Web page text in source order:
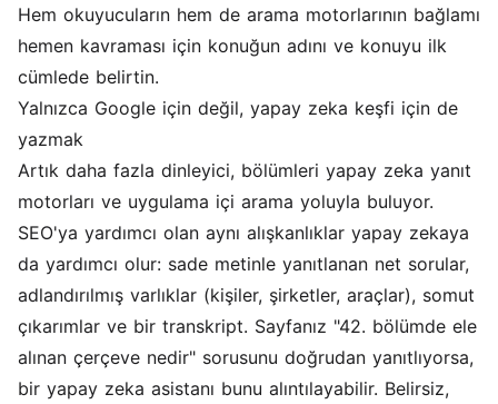
Hem okuyucuların hem de arama motorlarının bağlamı
hemen kavraması için konuğun adını ve konuyu ilk
cümlede belirtin.
Yalnızca Google için değil, yapay zeka keşfi için de
yazmak
Artık daha fazla dinleyici, bölümleri yapay zeka yanıt
motorları ve uygulama içi arama yoluyla buluyor.
SEO'ya yardımcı olan aynı alışkanlıklar yapay zekaya
da yardımcı olur: sade metinle yanıtlanan net sorular,
adlandırılmış varlıklar (kişiler, şirketler, araçlar), somut
çıkarımlar ve bir transkript. Sayfanız "42. bölümde ele
alınan çerçeve nedir" sorusunu doğrudan yanıtlıyorsa,
bir yapay zeka asistanı bunu alıntılayabilir. Belirsiz,